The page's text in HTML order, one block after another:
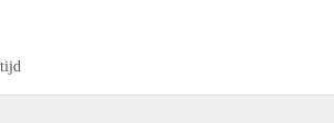
tijd